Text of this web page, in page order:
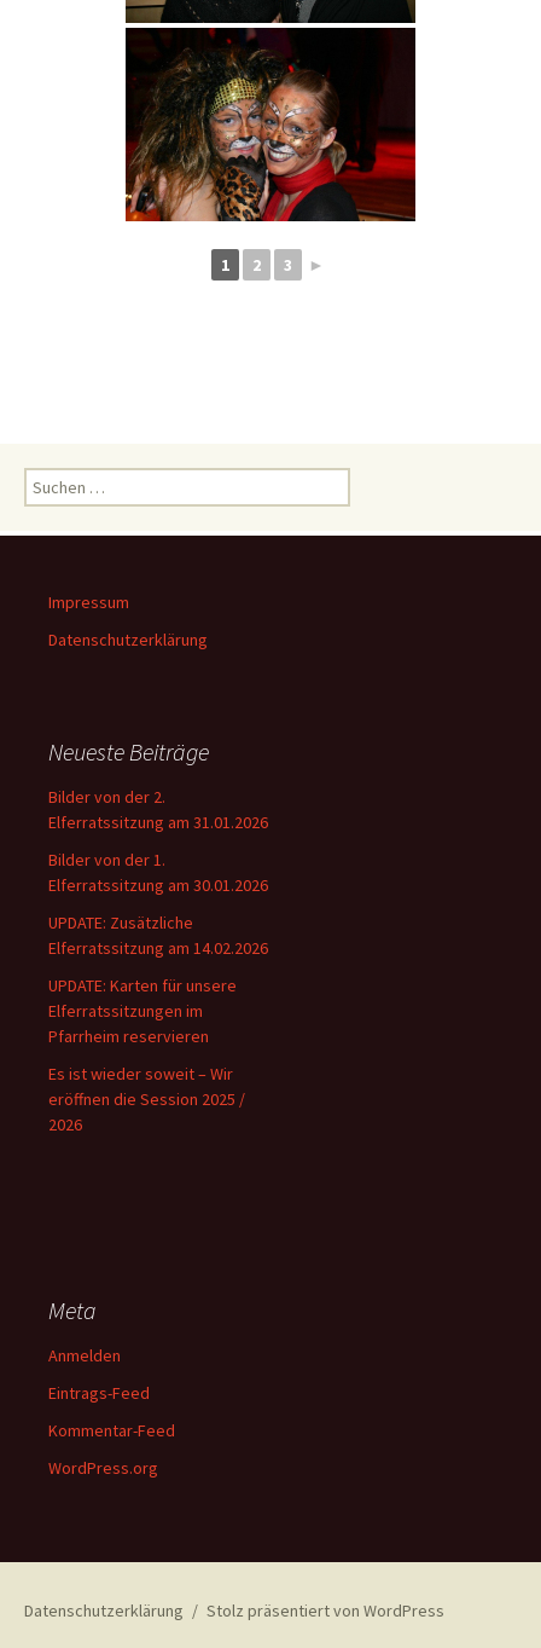
1 2 3 ►
Suchen
nach:
Impressum
Datenschutzerklärung
Neueste Beiträge
Bilder von der 2.
Elferratssitzung am 31.01.2026
Bilder von der 1.
Elferratssitzung am 30.01.2026
UPDATE: Zusätzliche
Elferratssitzung am 14.02.2026
UPDATE: Karten für unsere
Elferratssitzungen im
Pfarrheim reservieren
Es ist wieder soweit – Wir
eröffnen die Session 2025 /
2026
Meta
Anmelden
Eintrags-Feed
Kommentar-Feed
WordPress.org
Datenschutzerklärung Stolz präsentiert von WordPress